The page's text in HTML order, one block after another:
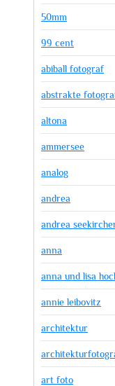
50mm
99 cent
abiball fotograf
abstrakte
altona
ammersee
analog
andrea
andrea
anna
anna und lisa
annie leibovitz
architektur
art foto